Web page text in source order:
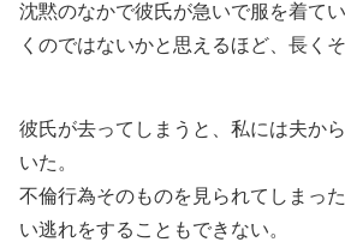
沈黙のなかで彼氏が急いで服を着て
くのではないかと思えるほど、長く
彼氏が去ってしまうと、私には夫か
いた。
不倫行為そのものを見られてしまっ
い逃れをすることもできない。